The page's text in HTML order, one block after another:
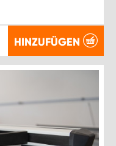
HINZUFÜGEN